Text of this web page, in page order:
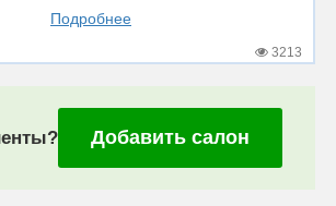
Подробнее
3213
Добавить салон